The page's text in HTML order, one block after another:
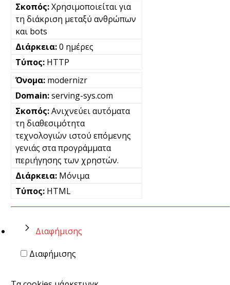
Χρησιμοποιείται για
τη διάκριση μεταξύ ανθρώπων
και bots
0 ημέρες
HTTP
modernizr
serving-sys.com
Ανιχνεύει αυτόματα
τη διαθεσιμότητα
τεχνολογιών ιστού επόμενης
γενιάς στα προγράμματα
περιήγησης των χρηστών.
Μόνιμα
HTML
Διαφήμισης
Διαφήμισης